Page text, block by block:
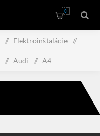
0
/ Elektroinštalácie /
/ Audi / A4